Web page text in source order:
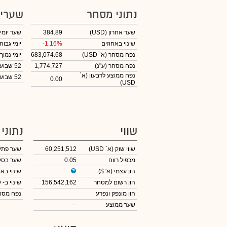
נתוני מסחר
שער אחרון (USD)
384.89
שינוי באחוזים
-1.16%
נפח מסחר (א` USD)
683,074.68
נפח מסחר (ע"נ)
1,774,727
נפח ממוצע לרבעון (א`
USD)
0.00
שער
יומי גבוה
יומי נמוך
52 שבועות גבוה
52 שבועות נמוך
שווי
שווי שוק (א` USD)
60,251,512
מכפיל רווח
0.05
הון עצמי (א' $)
הון רשום למסחר
156,542,162
הון מונפק ונפרע
שער ממוצע
--
שער
שער
שינוי
שינוי ב- USD
נפח